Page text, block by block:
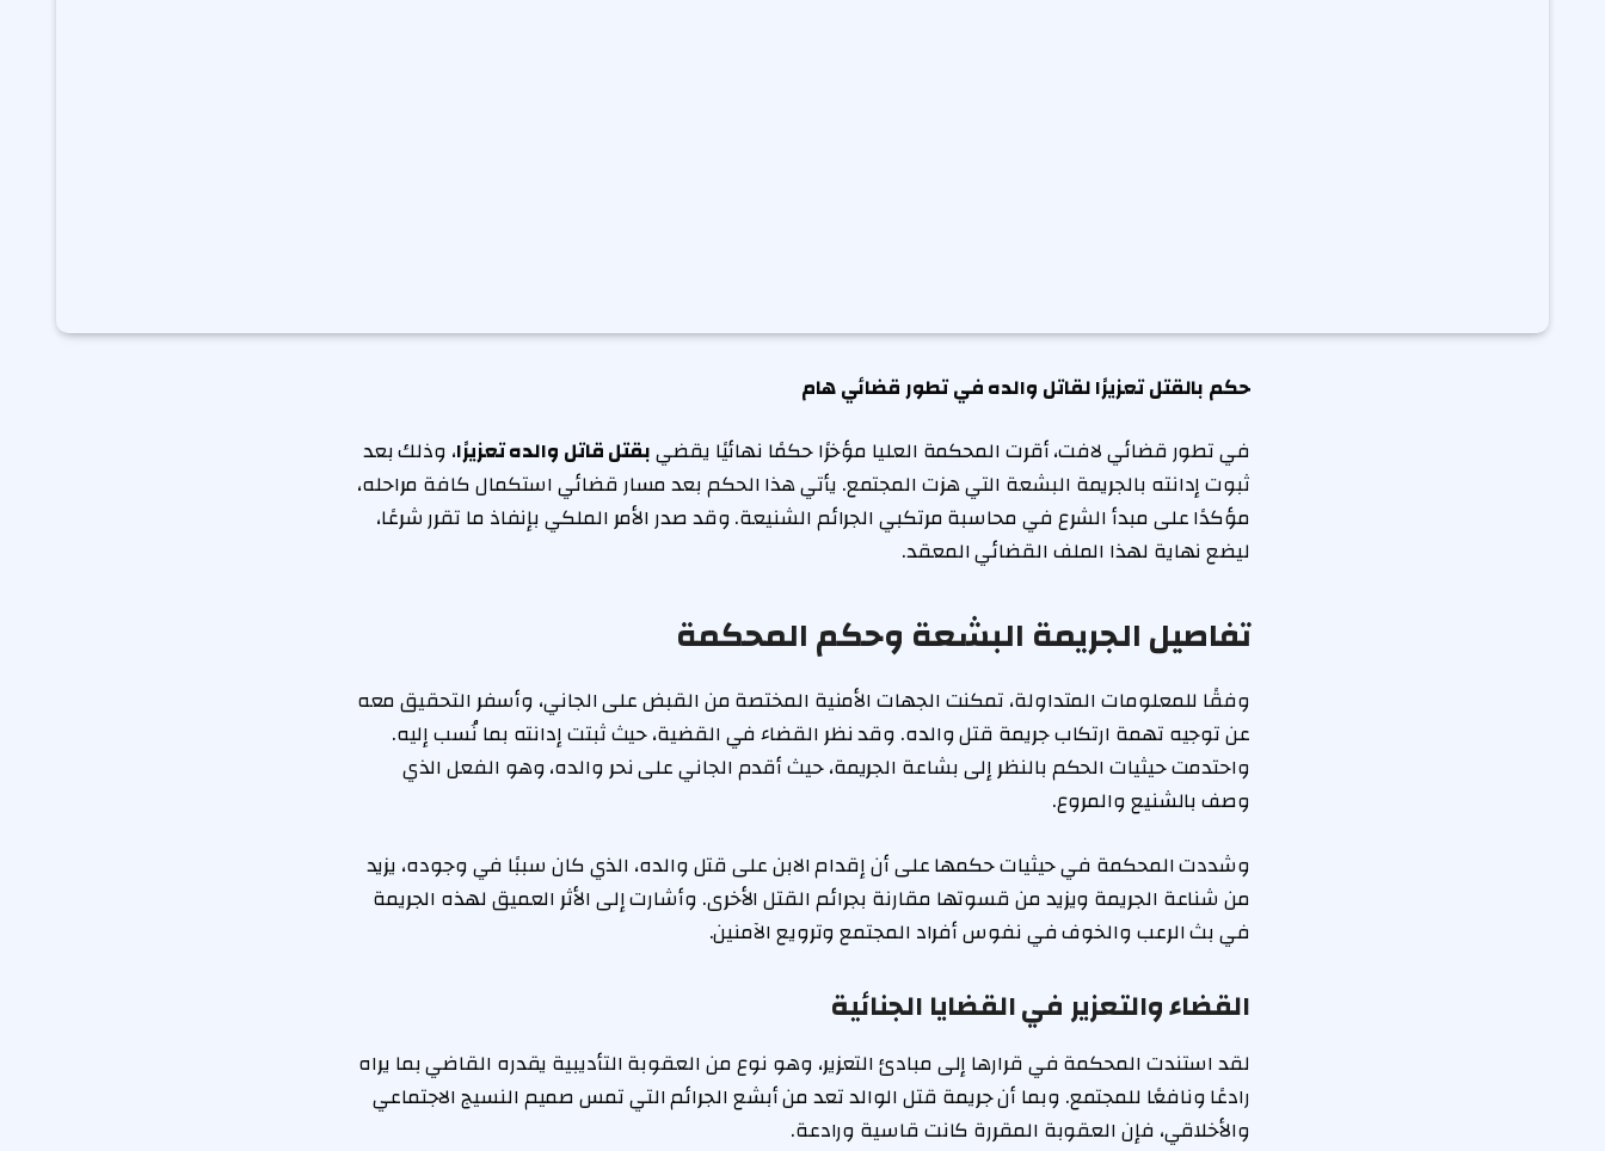
حكم بالقتل تعزيرًا لقاتل والده في تطور قضائي هام
في تطور قضائي لافت، أقرت المحكمة العليا مؤخرًا حكمًا نهائيًا يقضيبقتل قاتل والده تعزيرًا، وذلك بعد
ثبوت إدانته بالجريمة البشعة التي هزت المجتمع. يأتي هذا الحكم بعد مسار قضائي استكمال كافة مراحله،
مؤكدًا على مبدأ الشرع في محاسبة مرتكبي الجرائم الشنيعة. وقد صدر الأمر الملكي بإنفاذ ما تقرر شرعًا،
ليضع نهاية لهذا الملف القضائي المعقد.
تفاصيل الجريمة البشعة وحكم المحكمة
وفقًا للمعلومات المتداولة، تمكنت الجهات الأمنية المختصة من القبض على الجاني، وأسفر التحقيق معه
عن توجيه تهمة ارتكاب جريمة قتل والده. وقد نظر القضاء في القضية، حيث ثبتت إدانته بما نُسب إليه.
واحتدمت حيثيات الحكم بالنظر إلى بشاعة الجريمة، حيث أقدم الجاني على نحر والده، وهو الفعل الذي
وصف بالشنيع والمروع.
وشددت المحكمة في حيثيات حكمها على أن إقدام الابن على قتل والده، الذي كان سببًا في وجوده، يزيد
من شناعة الجريمة ويزيد من قسوتها مقارنة بجرائم القتل الأخرى. وأشارت إلى الأثر العميق لهذه الجريمة
في بث الرعب والخوف في نفوس أفراد المجتمع وترويع الآمنين.
القضاء والتعزير في القضايا الجنائية
لقد استندت المحكمة في قرارها إلى مبادئ التعزير، وهو نوع من العقوبة التأديبية يقدره القاضي بما يراه
رادعًا ونافعًا للمجتمع. وبما أن جريمة قتل الوالد تعد من أبشع الجرائم التي تمس صميم النسيج الاجتماعي
والأخلاقي، فإن العقوبة المقررة كانت قاسية ورادعة.